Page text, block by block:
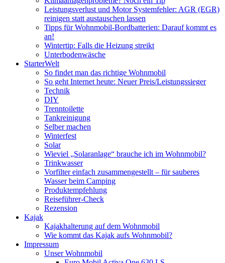
Leistungsverlust und Motor Systemfehler: AGR (EGR)
reinigen statt austauschen lassen
Tipps für Wohnmobil-Bordbatterien: Darauf kommt es
an!
Wintertip: Falls die Heizung streikt
Unterbodenwäsche
StarterWelt
So findet man das richtige Wohnmobil
So geht Internet heute: Neuer Preis/Leistungssieger
Technik
DIY
Trenntoilette
Tankreinigung
Selber machen
Winterfest
Solar
Wieviel „Solaranlage“ brauche ich im Wohnmobil?
Trinkwasser
Vorfilter einfach zusammengestellt – für sauberes
Wasser beim Camping
Produktempfehlung
Reiseführer-Check
Rezension
Kajak
Kajakhalterung auf dem Wohnmobil
Wie kommt das Kajak aufs Wohnmobil?
Impressum
Unser Wohnmobil